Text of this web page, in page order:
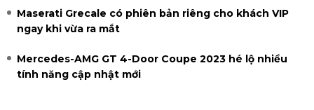
Maserati Grecale có phiên bản riêng cho khách VIP
ngay khi vừa ra mắt
Mercedes-AMG GT 4-Door Coupe 2023 hé lộ nhiều
tính năng cập nhật mới